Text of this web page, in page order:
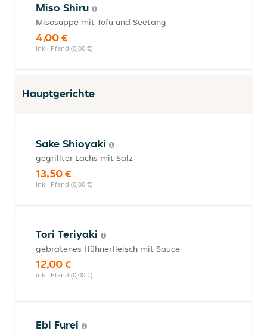
Miso Shiru
Misosuppe mit Tofu und Seetang
4,00 €
inkl. Pfand (0,00 €)
Hauptgerichte
Sake Shioyaki
gegrillter Lachs mit Salz
13,50 €
inkl. Pfand (0,00 €)
Tori Teriyaki
gebratenes Hühnerfleisch mit Sauce
12,00 €
inkl. Pfand (0,00 €)
Ebi Furei